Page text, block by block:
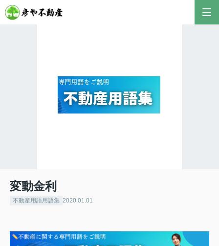
変動金利
不動産用語用語集 2020.01.01
おすすめ不動産AIコンテンツとして、膨大なデータ
から最適なご提案を導き出します✨
不動産の売却や購入など、何でもお気軽にご相談く